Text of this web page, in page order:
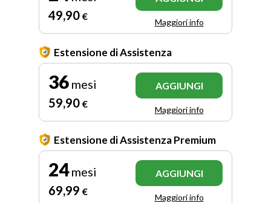
49,90 € Maggiori info
Estensione di Assistenza
36 mesi
59,90 €
AGGIUNGI
Maggiori info
Estensione di Assistenza Premium
24mesi
69,99 €
AGGIUNGI
Maggiori info